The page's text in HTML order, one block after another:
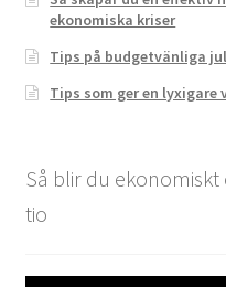
ekonomiska kriser
Tips på budgetvänliga
Tips som ger en lyxigare
Så blir du
tio